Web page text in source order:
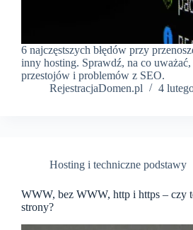
6 najczęstszych błędów przy
inny hosting. Sprawdź, na co
przestojów i problemów z SEO.
RejestracjaDomen.pl
4
Hosting i techniczne podstawy
WWW, bez WWW, http i https – czy
strony?